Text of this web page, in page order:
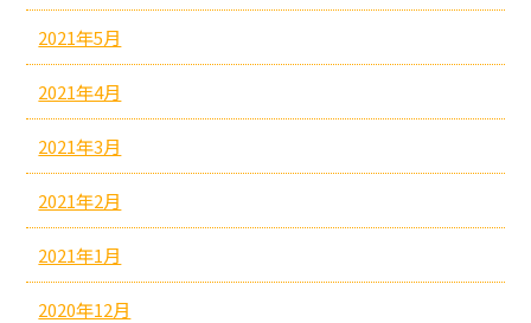
2021年5月
2021年4月
2021年3月
2021年2月
2021年1月
2020年12月